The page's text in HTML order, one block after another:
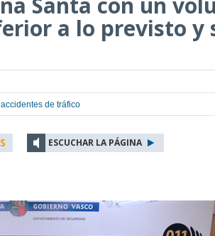
a lo previsto y
accidentes de tráfico
ESCUCHAR LA PÁGINA